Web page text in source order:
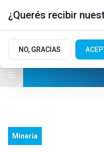
Minería
¿Querés recibir
NO, GRACIAS